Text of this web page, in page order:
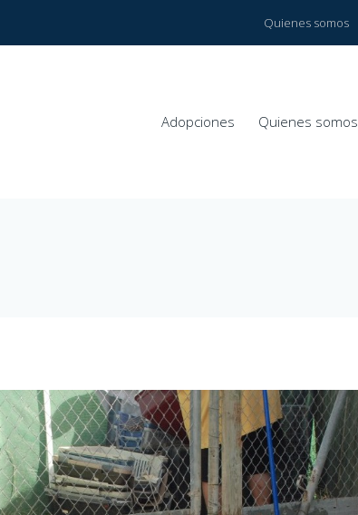
Quienes somos
Adopciones Quienes somos